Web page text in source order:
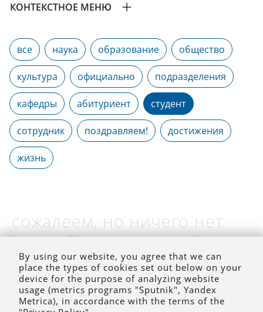
КОНТЕКСТНОЕ МЕНЮ
все наука образование общество
культура официально подразделения
кафедры абитуриент студент
сотрудник поздравляем! достижения
жизнь
сожалеем, но ничего нет
(на выбранное время)
By using our website, you agree that we can
place the types of cookies set out below on your
device for the purpose of analyzing website
usage (metrics programs "Sputnik", Yandex
Metrica), in accordance with the terms of the